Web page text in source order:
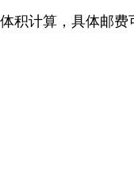
积计算，具体邮